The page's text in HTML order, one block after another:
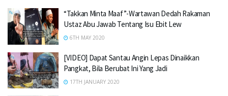
“Takkan Minta Maaf”-Wartawan Dedah Rakaman
Ustaz Abu Jawab Tentang Isu Ebit Lew
6TH MAY 2020
[VIDEO] Dapat Santau Angin Lepas Dinaikkan
Pangkat, Bila Berubat Ini Yang Jadi
17TH JANUARY 2020